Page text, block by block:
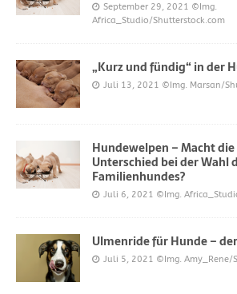
September 29, 2021 ©Img.
Africa_Studio/Shutterstock.com
„Kurz und fündig“ in der
Juli 13, 2021 ©Img. Marsan/
Hundewelpen – Macht die
Unterschied bei der Wahl
Familienhundes?
Juli 6, 2021 ©Img.
Ulmenride für Hunde –
Juli 5, 2021 ©Img. Amy_Rene/